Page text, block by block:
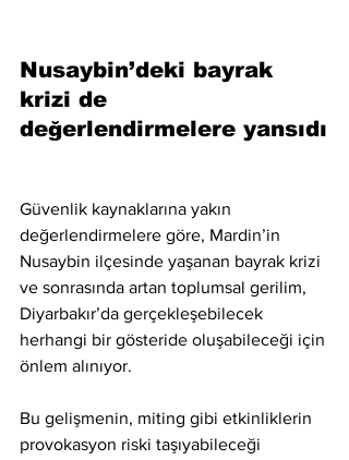
Nusaybin’deki bayrak
krizi de
değerlendirmelere yansıdı
Güvenlik kaynaklarına yakın
değerlendirmelere göre, Mardin’in
Nusaybin ilçesinde yaşanan bayrak krizi
ve sonrasında artan toplumsal gerilim,
Diyarbakır’da gerçekleşebilecek
herhangi bir gösteride oluşabileceği için
önlem alınıyor.
Bu gelişmenin, miting gibi etkinliklerin
provokasyon riski taşıyabileceği